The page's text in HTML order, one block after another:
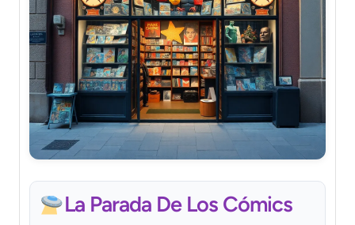
La Parada De Los Cómics